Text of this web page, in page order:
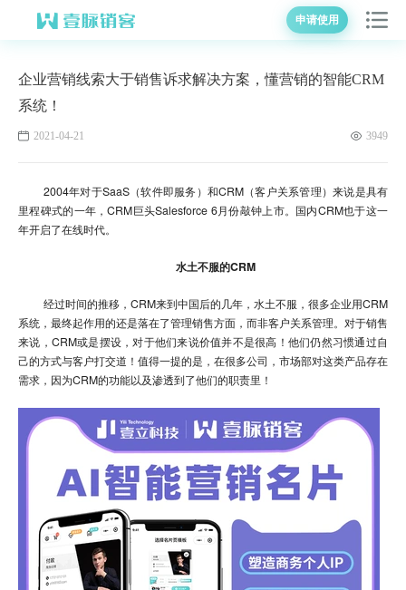
申请使用
企业营销线索大于销售诉求解决方案，懂营销的智能CRM
系统！
2021-04-21 3949
2004年对于SaaS（软件即服务）和CRM（客户关系管理）来说是具有
里程碑式的一年，CRM巨头Salesforce 6月份敲钟上市。国内CRM也于这一
年开启了在线时代。
水土不服的CRM
经过时间的推移，CRM来到中国后的几年，水土不服，很多企业用CRM
系统，最终起作用的还是落在了管理销售方面，而非客户关系管理。对于销售
来说，CRM或是摆设，对于他们来说价值并不是很高！他们仍然习惯通过自
己的方式与客户打交道！值得一提的是，在很多公司，市场部对这类产品存在
需求，因为CRM的功能以及渗透到了他们的职责里！